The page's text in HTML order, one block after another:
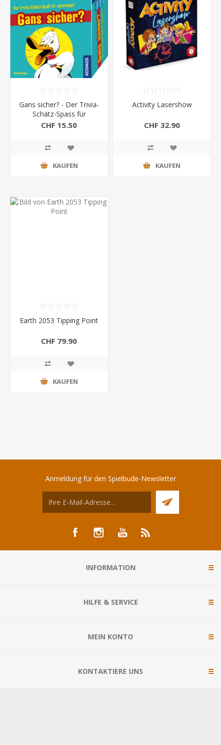
Gans sicher? - Der Trivia-
Schätz-Spass für
unterwegs!
CHF 15.50
KAUFEN
Activity Lasershow
CHF 32.90
KAUFEN
Earth 2053 Tipping Point
CHF 79.90
KAUFEN
Anmeldung für den Spielbude-Newsletter
INFORMATION
HILFE & SERVICE
MEIN KONTO
KONTAKTIERE UNS